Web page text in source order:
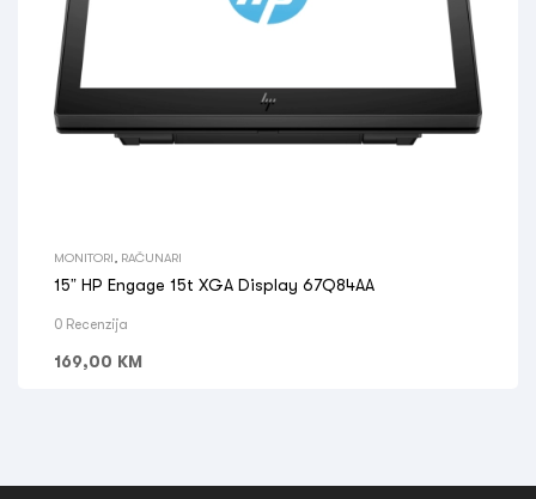
MONITORI RAČUNARI
15” HP Engage 15t XGA Display 67Q84AA
0 Recenzija
169,00 KM